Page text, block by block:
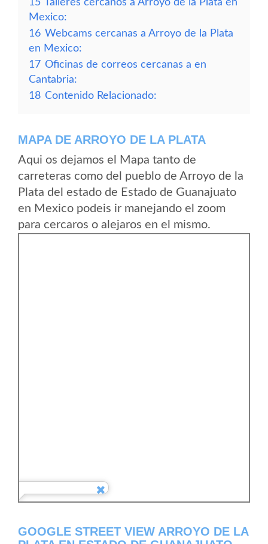
15 Talleres cercanos a Arroyo de la Plata en
Mexico:
16 Webcams cercanas a Arroyo de la Plata
en Mexico:
17 Oficinas de correos cercanas a en
Cantabria:
18 Contenido Relacionado:
MAPA DE ARROYO DE LA PLATA
Aqui os dejamos el Mapa tanto de
carreteras como del pueblo de Arroyo de la
Plata del estado de Estado de Guanajuato
en Mexico podeis ir manejando el zoom
para cercaros o alejaros en el mismo.
GOOGLE STREET VIEW ARROYO DE LA